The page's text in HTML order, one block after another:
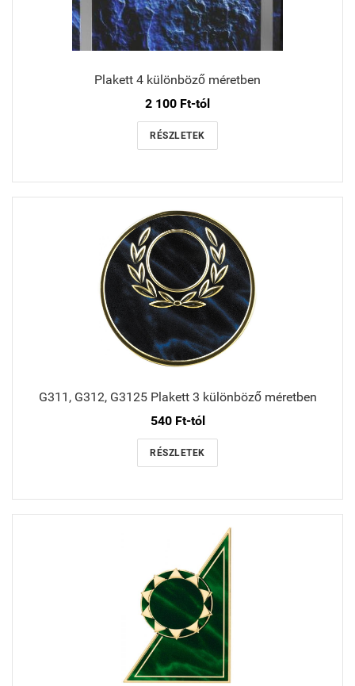
Plakett 4 különböző méretben
2 100 Ft-tól
RÉSZLETEK
G311, G312, G3125 Plakett 3 különböző méretben
540 Ft-tól
RÉSZLETEK